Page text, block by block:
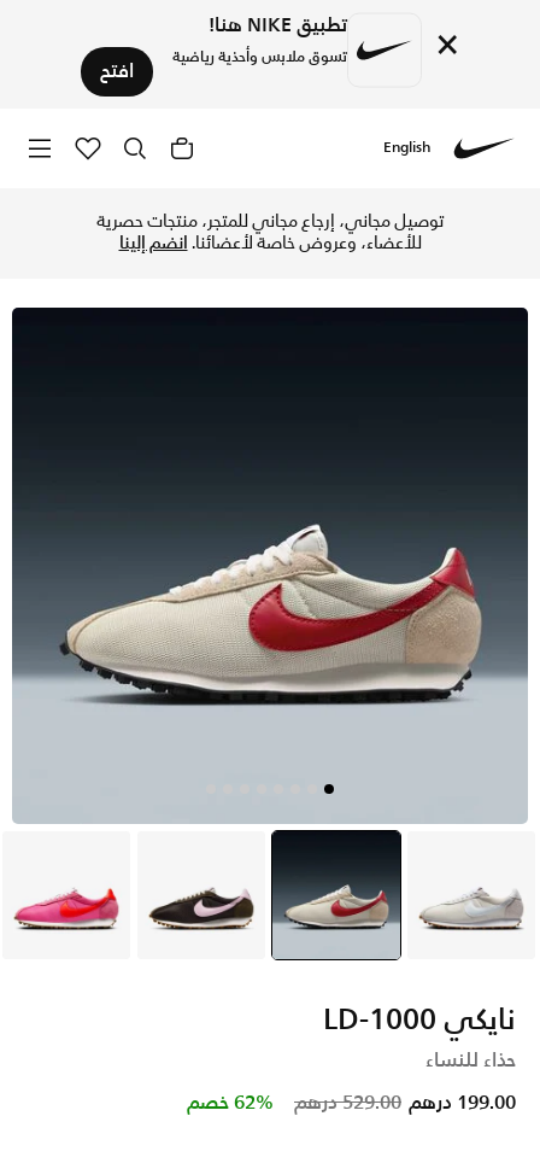
× تطبيق NIKE هنا!
تسوق ملابس وأحذية رياضية افتح
English
توصيل مجاني، إرجاع مجاني للمتجر، منتجات حصرية
للأعضاء، وعروض خاصة لأعضائنا.انضم إلينا
أبيض selected
بيج بنى وردي
نايكي LD-1000
حذاء للنساء
Price reduced from
529.00 درهم to 199.00 درهم 62% خصم